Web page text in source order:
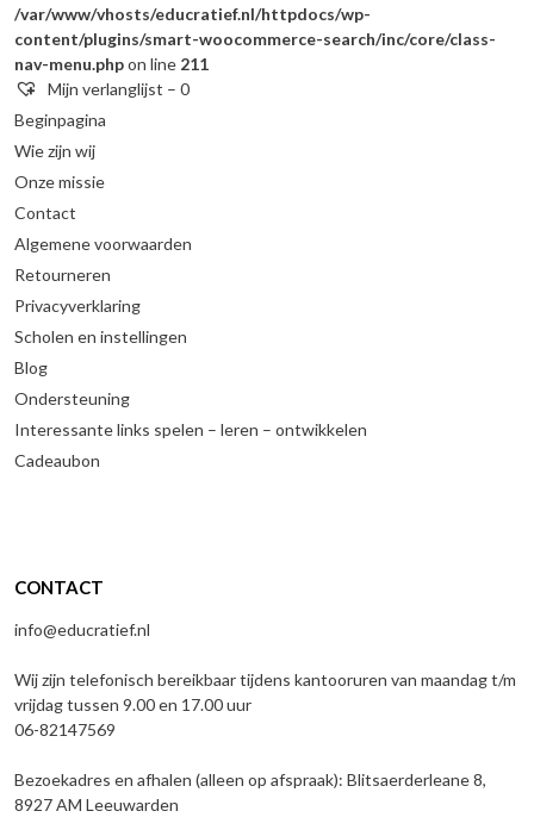
/var/www/vhosts/educratief.nl/httpdocs/wp-
content/plugins/smart-woocommerce-search/inc/core/class-
nav-menu.phpon line 211
Mijn verlanglijst – 0
Beginpagina
Wie zijn wij
Onze missie
Contact
Algemene voorwaarden
Retourneren
Privacyverklaring
Scholen en instellingen
Blog
Ondersteuning
Interessante links spelen – leren – ontwikkelen
Cadeaubon
CONTACT
info@educratief.nl
Wij zijn telefonisch bereikbaar tijdens kantooruren van maandag t/m
vrijdag tussen 9.00 en 17.00 uur
06-82147569
Bezoekadres en afhalen (alleen op afspraak): Blitsaerderleane 8,
8927 AM Leeuwarden